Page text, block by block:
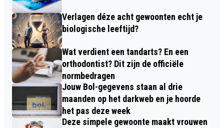
Verlagen déze acht gewoonten echt je
biologische leeftijd?
Wat verdient een tandarts? En een
orthodontist? Dit zijn de officiële
normbedragen
Jouw Bol-gegevens staan al drie
maanden op het darkweb en je hoorde
het pas deze week
Deze simpele gewoonte maakt vrouwen